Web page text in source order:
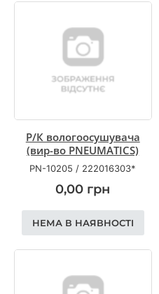
Р/К вологоосушувача
(вир-во PNEUMATICS)
PN-10205 / 222016303*
0,00 грн
НЕМА В НАЯВНОСТІ